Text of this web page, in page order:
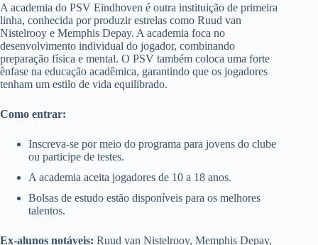
A academia do PSV Eindhoven é outra instituição de primeira
linha, conhecida por produzir estrelas como Ruud van
Nistelrooy e Memphis Depay. A academia foca no
desenvolvimento individual do jogador, combinando
preparação física e mental. O PSV também coloca uma forte
ênfase na educação acadêmica, garantindo que os jogadores
tenham um estilo de vida equilibrado.
Como entrar:
Inscreva-se por meio do programa para jovens do clube
ou participe de testes.
A academia aceita jogadores de 10 a 18 anos.
Bolsas de estudo estão disponíveis para os melhores
talentos.
Ex-alunos notáveis: Ruud van Nistelrooy, Memphis Depay,